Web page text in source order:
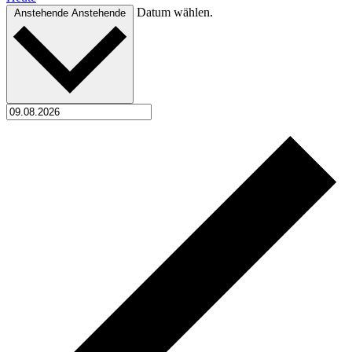
Anstehende Anstehende Datum wählen.